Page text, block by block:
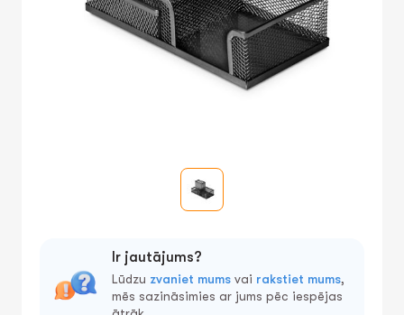
Ir jautājums?
Lūdzu zvaniet mums vai rakstiet mums,
mēs sazināsimies ar jums pēc iespējas